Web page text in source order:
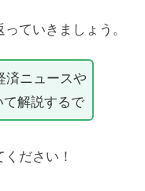
ていきましょう。
済ニュースや
解説するで
ださい！